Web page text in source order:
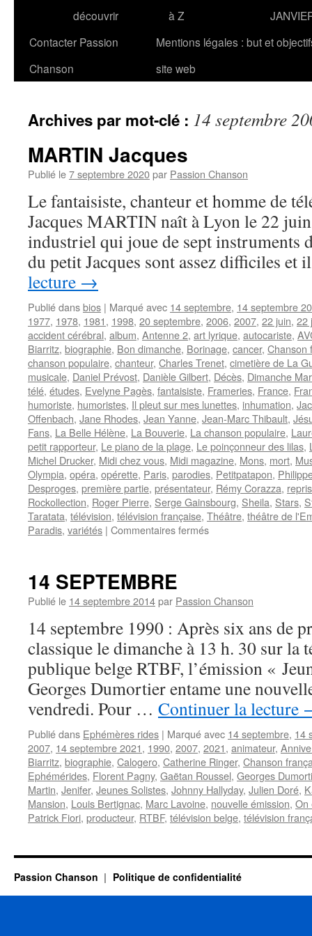
découvrir
à Z
Contacter Passion
Chanson
Mentions légales : but et
site web
Archives par mot-clé : 14 septembre
MARTIN Jacques
Publié le7 septembre 2020par Passion Chanson
Le fantaisiste, chanteur et homme de
Jacques MARTIN naît à Lyon le 22
industriel qui joue de sept instruments
du petit Jacques sont assez difficiles
lecture →
Publié dansbios | Marqué avec 14 septembre, 14 septembre
1977, 1978, 1981, 1998, 20 septembre, 2006, 2007, 22 juin, 22
accident cérébral, album, Antenne 2, art lyrique, autocariste,
Biarritz, biographie, Bon dimanche, Borinage, cancer, Chanson
chanson populaire, chanteur, Charles Trenet, cimetière de La
musicale, Daniel Prévost, Danièle Gilbert, Décès, Dimanche
télé, études, Evelyne Pagès, fantaisiste, Frameries, France,
humoriste, humoristes, Il pleut sur mes lunettes, inhumation,
Offenbach, Jane Rhodes, Jean Yanne, Jean-Marc Thibault,
Fans, La Belle Hélène, La Bouverie, La chanson populaire,
petit rapporteur, Le piano de la plage, Le poinçonneur des lilas,
Michel Drucker, Midi chez vous, Midi magazine, Mons, mort,
Olympia, opéra, opérette, Paris, parodies, Petitpatapon,
Desproges, première partie, présentateur, Rémy Corazza,
Rockollection, Roger Pierre, Serge Gainsbourg, Sheila, Stars,
Taratata, télévision, télévision française, Théâtre, théâtre de
Paradis, variétés | Commentaires ferméssur
14 SEPTEMBRE
Publié le 14 septembre 2014par Passion Chanson
14 septembre 1990 : Après six ans de
classique le dimanche à 13 h. 30 sur la
publique belge RTBF, l’émission «
Georges Dumortier entame une
vendredi. Pour … Continuer la lecture
Publié dans Ephémères rides | Marqué avec 14 septembre, 14
2007, 14 septembre 2021, 1990, 2007, 2021, animateur,
Biarritz, biographie, Calogero, Catherine Ringer, Chanson
Ephémérides, Florent Pagny, Gaëtan Roussel, Georges
Martin, Jenifer, Jeunes Solistes, Johnny Hallyday, Julien Doré,
Mansion, Louis Bertignac, Marc Lavoine, nouvelle émission, On
Patrick Fiori, producteur, RTBF, télévision belge, télévision
Passion Chanson Politique de confidentialité